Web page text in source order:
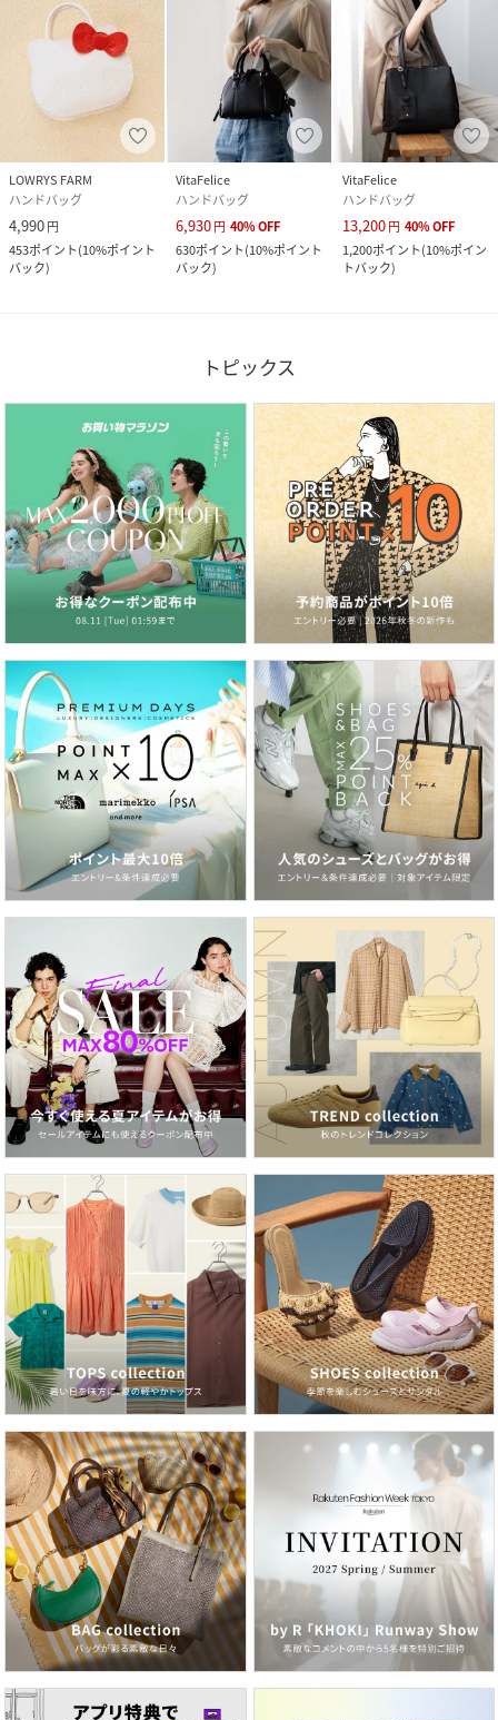
LOWRYS FARM
ハンドバッグ
4,990円
453ポイント(10%ポイント
バック)
VitaFelice
ハンドバッグ
6,930円 40%OFF
630ポイント(10%ポイント
バック)
VitaFelice
ハンドバッグ
13,200円 40%OFF
1,200ポイント(10%ポイン
トバック)
トピックス